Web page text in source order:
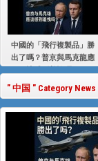
中國的「飛行複製品」勝
出了嗎？普京與馬克龍應
" 中国 " Category News